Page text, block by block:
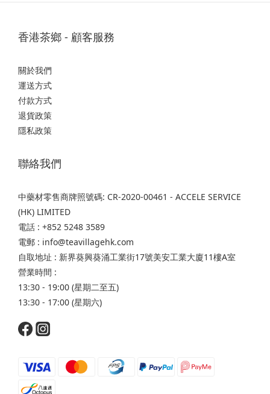
香港茶鄉 - 顧客服務
關於我們
運送方式
付款方式
退貨政策
隱私政策
聯絡我們
中藥材零售商牌照號碼: CR-2020-00461 - ACCELE SERVICE
(HK) LIMITED
電話 : +852 5248 3589
電郵 : info@teavillagehk.com
自取地址 : 新界葵興葵涌工業街17號美安工業大廈11樓A室
營業時間 :
13:30 - 19:00 (星期二至五)
13:30 - 17:00 (星期六)